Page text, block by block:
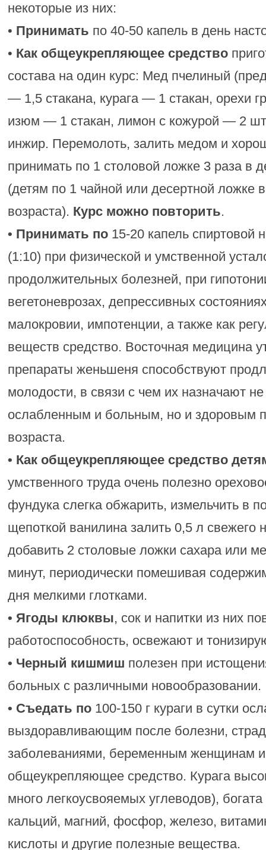
некоторые из них:
• Принимать по 40-50 капель в день
• Как общеукрепляющее средство
состава на один курс: Мед пчелиный
— 1,5 стакана, курага — 1 стакан, орехи
изюм — 1 стакан, лимон с кожурой — 2
инжир. Перемолоть, залить медом и
принимать по 1 столовой ложке 3 раза в
(детям по 1 чайной или десертной ложке
возраста). Курс можно повторить.
• Принимать по 15-20 капель спиртовой
(1:10) при физической и умственной
продолжительных болезней, при
вегетоневрозах, депрессивных
малокровии, импотенции, а также как
веществ средство. Восточная медицина
препараты женьшеня способствуют
молодости, в связи с чем их назначают
ослабленным и больным, но и здоровым
возраста.
• Как общеукрепляющее средство
умственного труда очень полезно
фундука слегка обжарить, измельчить в
щепоткой ванилина залить 0,5 л свежего
добавить 2 столовые ложки сахара или
минут, периодически помешивая
дня мелкими глотками.
• Ягоды клюквы, сок и напитки из них
работоспособность, освежают и
• Черный кишмиш полезен при
больных с различными новообразовании.
• Съедать по 100-150 г кураги в сутки
выздоравливающим после болезни,
заболеваниями, беременным женщинам и
общеукрепляющее средство. Курага
много легкоусвояемых углеводов),
кальций, магний, фосфор, железо,
кислоты и другие полезные вещества.